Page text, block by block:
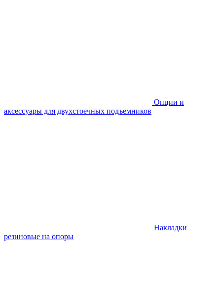
Опции и
аксессуары для двухстоечных подъемников
Накладки
резиновые на опоры